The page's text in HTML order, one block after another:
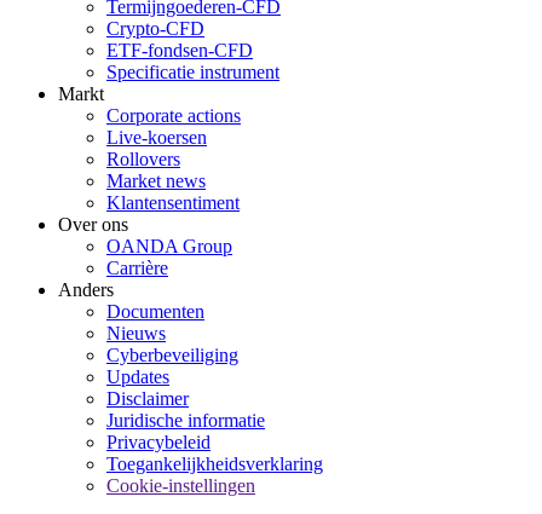
Termijngoederen-CFD
Crypto-CFD
ETF-fondsen-CFD
Specificatie instrument
Markt
Corporate actions
Live-koersen
Rollovers
Market news
Klantensentiment
Over ons
OANDA Group
Carrière
Anders
Documenten
Nieuws
Cyberbeveiliging
Updates
Disclaimer
Juridische informatie
Privacybeleid
Toegankelijkheidsverklaring
Cookie-instellingen